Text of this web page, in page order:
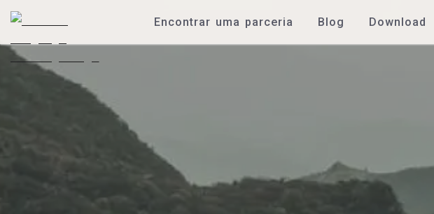
Encontrar uma parceria Blog Download